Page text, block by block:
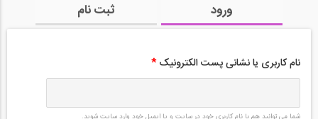
ورود ثبت نام
نام کاربری یا نشانی پست الکترونیک *